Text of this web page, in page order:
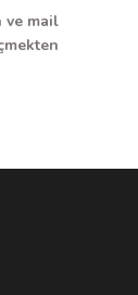
ve mail